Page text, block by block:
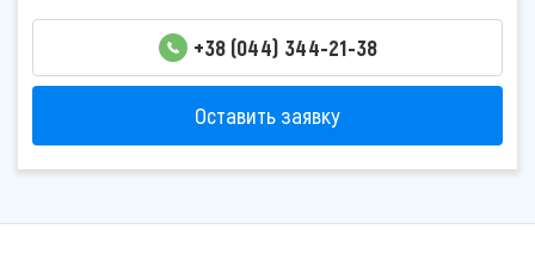
+38 (044) 344-21-38
Оставить заявку